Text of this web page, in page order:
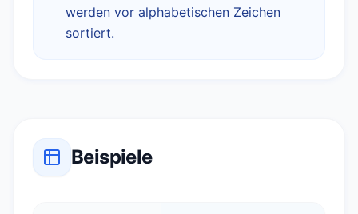
werden vor alphabetischen Zeichen
sortiert.
Beispiele